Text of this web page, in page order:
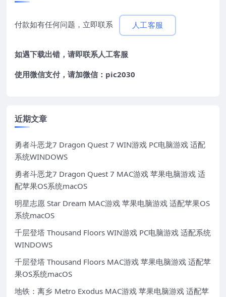
付款如有任何问题，立即联系 人工客服
如遇下载出错，请即联系人工客服
使用微信支付，请加微信：pic2030
近期文章
勇者斗恶龙7 Dragon Quest 7 WIN游戏 PC电脑游戏 适配
系统WINDOWS
勇者斗恶龙7 Dragon Quest 7 MAC游戏 苹果电脑游戏 适
配苹果OS系统macOS
明星志愿 Star Dream MAC游戏 苹果电脑游戏 适配苹果OS
系统macOS
千层登塔 Thousand Floors WIN游戏 PC电脑游戏 适配系统
WINDOWS
千层登塔 Thousand Floors MAC游戏 苹果电脑游戏 适配苹
果OS系统macOS
地铁：离乡 Metro Exodus MAC游戏 苹果电脑游戏 适配苹